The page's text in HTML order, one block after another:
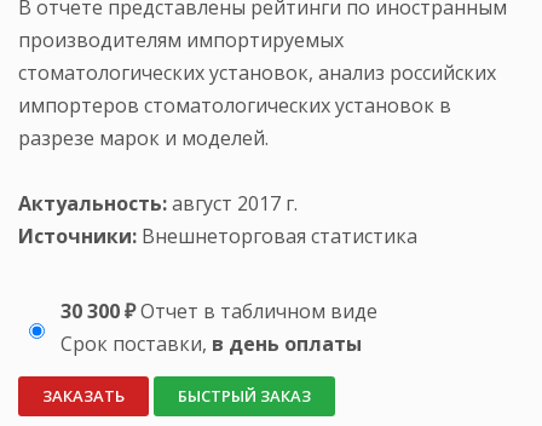
В отчете представлены рейтинги по иностранным
производителям импортируемых
стоматологических установок, анализ российских
импортеров стоматологических установок в
разрезе марок и моделей.
Актуальность:август 2017 г.
Источники: Внешнеторговая статистика
30 300 ₽Отчет в табличном виде
Срок поставки, в день оплаты
ЗАКАЗАТЬ БЫСТРЫЙ ЗАКАЗ